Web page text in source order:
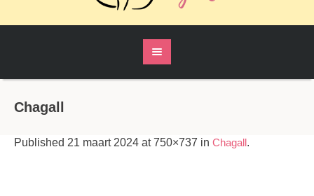
Chagall
Published 21 maart 2024 at 750×737 in Chagall.